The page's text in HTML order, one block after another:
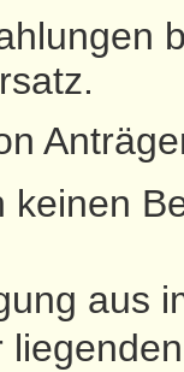
keinen
aus